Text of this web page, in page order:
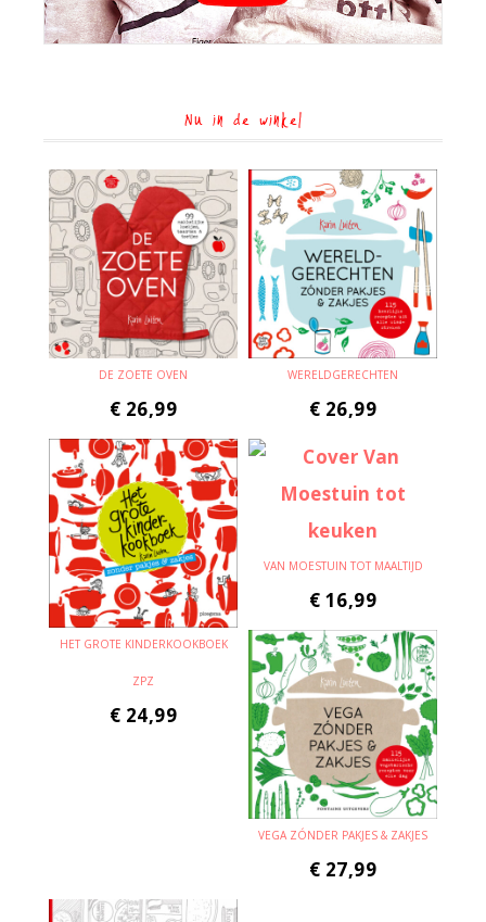
Nu in de winkel
DE ZOETE OVEN
€ 26,99
WERELDGERECHTEN
€ 26,99
HET GROTE KINDERKOOKBOEK
ZPZ
€ 24,99
VAN MOESTUIN TOT MAALTIJD
€ 16,99
VEGA ZÓNDER PAKJES & ZAKJES
€ 27,99